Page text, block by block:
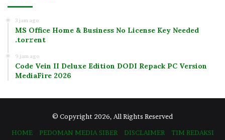
3 jam ago
MS Office Home & Business No License Key Needed
.tоr𝚛еnt
9 jam ago
Code Vein II Deluxe Edition DODI Repack PC Version
MediaFire 2026
© Copyright 2026, All Rights Reserved
HOME
PEDOMAN MEDIA SIBER DISCLAIMER TIM REDAKSI